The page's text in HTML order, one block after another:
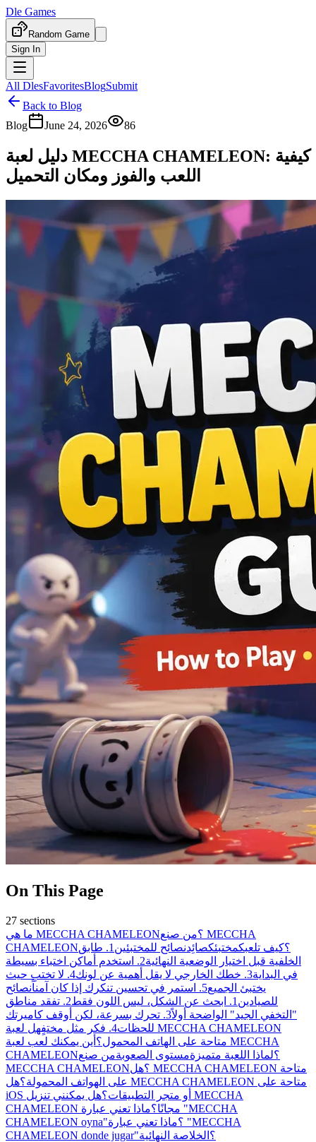
Dle Games
Random Game
Sign In
All DlesFavoritesBlogSubmit
Back to Blog
Blog
June 24, 2026 86
دليل لعبة MECCHA CHAMELEON: كيفية
اللعب والفوز ومكان التحميل
On This Page
27 sections
ما هي MECCHA CHAMELEON؟من صنع MECCHA
CHAMELEON؟كيف تلعبكمختبئكصائِدنصائح للمختبئين 1. طابق
الخلفية قبل اختيار الوضعية النهائية 2. استخدم أماكن اختباء بسيطة
في البداية3. خطك الخارجي لا يقل أهمية عن لونك
4. لا تختبِ حيث
يختبئ الجميع5. استمر في تحسين تنكرك إذا كان آمناً
نصائح
للصيادين 1. ابحث عن الشكل، ليس اللون فقط
2. تفقد مناطق
"التخفي الجيد" الواضحة أولاً 3. تحرك بسرعة، لكن أوقف كاميرتك
للحظات4. فكر مثل مختفٍ
هل لعبة MECCHA CHAMELEON
متاحة على الهاتف المحمول؟ أين يمكنك لعب لعبة MECCHA
CHAMELEON؟لماذا اللعبة متميزةمستوى الصعوبةمن صنع
MECCHA CHAMELEON؟هل MECCHA CHAMELEON متاحة
على الهواتف المحمولة؟هل MECCHA CHAMELEON متاحة على
iOS أو متجر التطبيقات؟هل يمكنني تنزيل MECCHA
CHAMELEON مجانًا؟ماذا تعني عبارة "MECCHA
CHAMELEON oyna"؟ماذا تعني عبارة "MECCHA
CHAMELEON donde jugar"؟ الخلاصة النهائية